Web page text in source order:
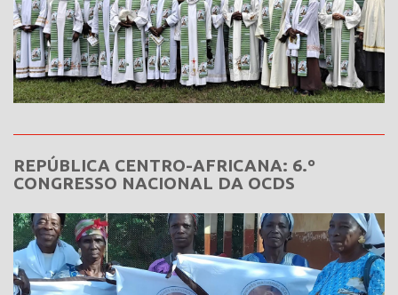
REPÚBLICA CENTRO-AFRICANA: 6.º
CONGRESSO NACIONAL DA OCDS